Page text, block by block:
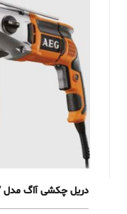
دریل چکشی آاگ مدل SB2E1100RV